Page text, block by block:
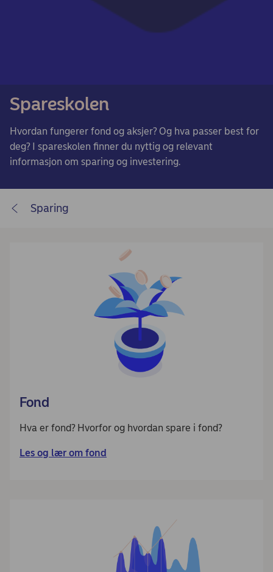
Spareskolen
Hvordan fungerer fond og aksjer? Og hva passer best for
deg? I spareskolen finner du nyttig og relevant
informasjon om sparing og investering.
Sparing
Fond
Hva er fond? Hvorfor og hvordan spare i fond?
Les og lær om fond